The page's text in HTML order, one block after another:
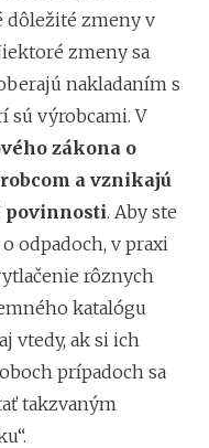
dôležité zmeny v
zmeny sa
nakladaním s
sú výrobcami. V
zákona o
a vznikajú
povinnosti. Aby ste
odpadoch, v praxi
rôznych
katalógu
vtedy, ak si ich
prípadoch sa
takzvaným